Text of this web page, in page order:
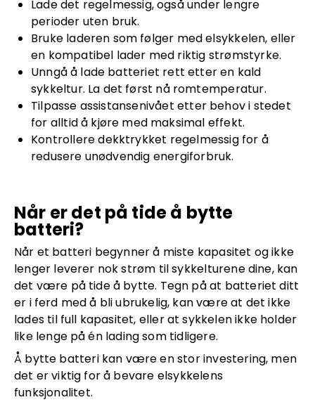
Lade det regelmessig, også under lengre
perioder uten bruk.
Bruke laderen som følger med elsykkelen, eller
en kompatibel lader med riktig strømstyrke.
Unngå å lade batteriet rett etter en kald
sykkeltur. La det først nå romtemperatur.
Tilpasse assistansenivået etter behov i stedet
for alltid å kjøre med maksimal effekt.
Kontrollere dekktrykket regelmessig for å
redusere unødvendig energiforbruk.
Når er det på tide å bytte
batteri?
Når et batteri begynner å miste kapasitet og ikke
lenger leverer nok strøm til sykkelturene dine, kan
det være på tide å bytte. Tegn på at batteriet ditt
er i ferd med å bli ubrukelig, kan være at det ikke
lades til full kapasitet, eller at sykkelen ikke holder
like lenge på én lading som tidligere.
Å bytte batteri kan være en stor investering, men
det er viktig for å bevare elsykkelens
funksjonalitet.